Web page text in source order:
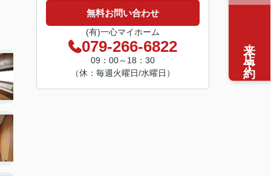
無料お問い合わせ
(有)一心マイホーム
079-266-6822
09：00～18：30
（休：毎週火曜日/水曜日）
来店予約